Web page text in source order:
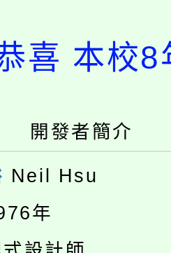
115學年度第
師甄選結果(
融保險知識
學年度學生
及新住民語歌
115學年度第
師甄選結果(
文化大學推廣
喜 本校8
開發者簡介
Neil Hsu
年